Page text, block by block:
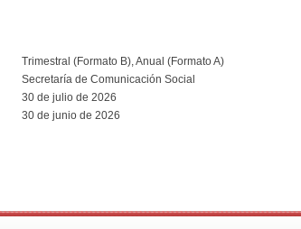
Trimestral (Formato B), Anual (Formato A)
Secretaría de Comunicación Social
30 de julio de 2026
30 de junio de 2026